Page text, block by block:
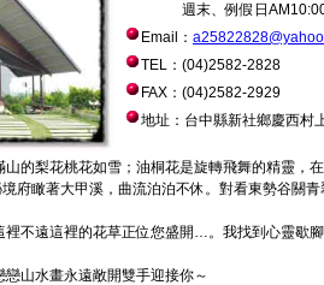
週末、例假日
Email：
TEL：(04)2582-2828
FAX：(04)2582-2929
地址：台中縣新社鄉慶西村
山的梨花桃花如雪；油桐花是旋轉飛舞的精靈，
府瞰著大甲溪，曲流泊泊不休。對看東勢谷關
不遠這裡的花草正位您盛開…。我找到心靈歇
山水畫永遠敞開雙手迎接你～